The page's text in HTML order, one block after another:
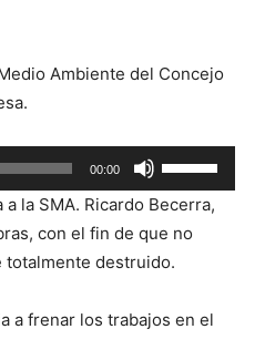
Ambiente del Concejo
00:00
las
teclas
de
flecha
para
la SMA. Ricardo Becerra,
con el fin de que no
totalmente destruido.
a frenar los trabajos en el